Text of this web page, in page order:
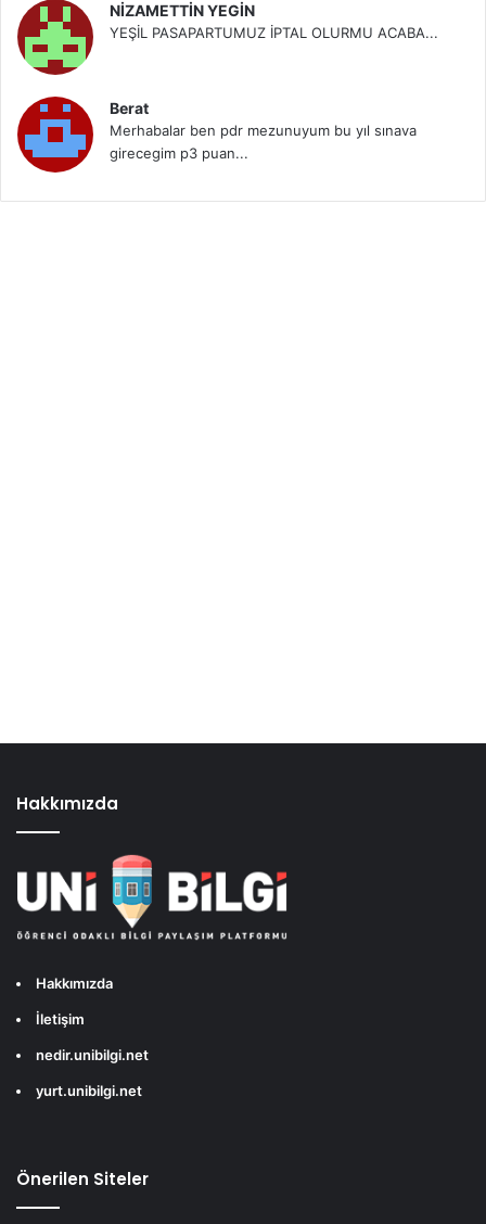
NİZAMETTİN YEGİN
YEŞİL PASAPARTUMUZ İPTAL OLURMU ACABA...
Berat
Merhabalar ben pdr mezunuyum bu yıl sınava
girecegim p3 puan...
Hakkımızda
Hakkımızda
İletişim
nedir.unibilgi.net
yurt.unibilgi.net
Önerilen Siteler